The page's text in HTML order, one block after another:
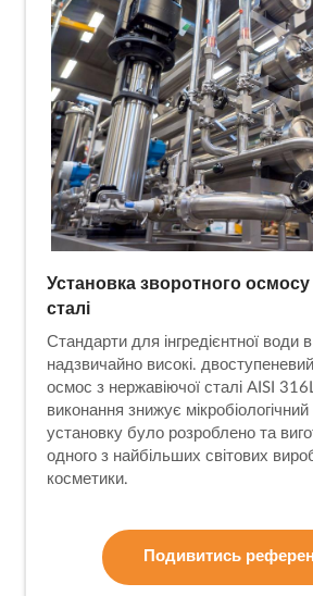
Установка зворотного осмосу
сталі
Стандарти для інгредієнтної води
надзвичайно високі.
осмос з нержавіючої сталі AISI
виконання знижує
установку було розроблено та
одного з найбільших світових
косметики.
Подивитись